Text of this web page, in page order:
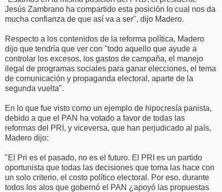
Jesús Zambrano ha compartido esta posición lo cual nos da
mucha confianza de que así va a ser", dijo Madero.
Respecto a los contenidos de la reforma política, Madero
dijo que tendría que ver con "todo aquello que ayude a
controlar los excesos, los gastos de campaña, el manejo
ilegal de programas sociales para ganar elecciones, el tema
de comunicación y propaganda electoral, aparte de la
segunda vuelta".
En lo que fue visto como un ejemplo de hipocresía panista,
debido a que el PAN ha votado a favor de todas las
reformas del PRI, y viceversa, que han perjudicado al país,
Madero dijo:
"El Pri es el pasado, no es el futuro. El PRI es un partido
oportunista que todas las decisiones que toma las hace con
un solo criterio, el costo político electoral. Por eso, durante
todos los alos que gobernó el PAN ¿apoyó las propuestas